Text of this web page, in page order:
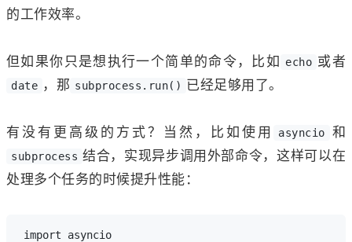
的工作效率。
但如果你只是想执行一个简单的命令，比如 echo 或者
date ，那 subprocess.run() 已经足够用了。
有没有更高级的方式？当然，比如使用 asyncio 和
subprocess 结合，实现异步调用外部命令，这样可以在
处理多个任务的时候提升性能：
import asyncio